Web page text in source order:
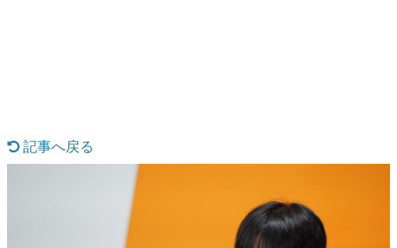
特集記事
記事へ戻る